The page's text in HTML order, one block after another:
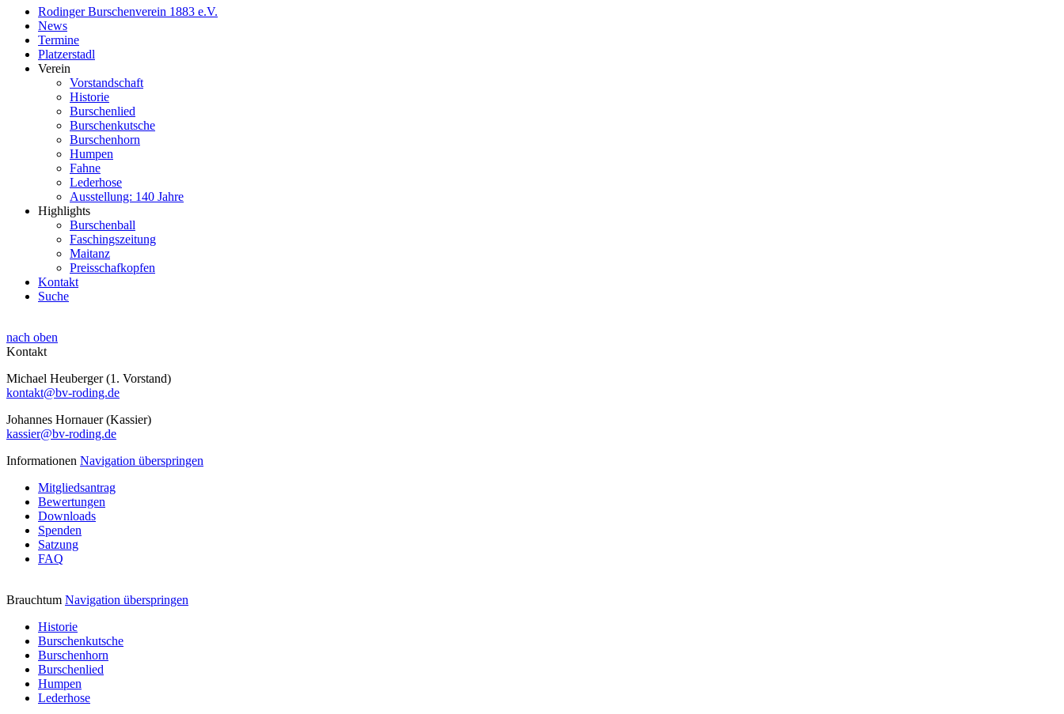
Rodinger Burschenverein 1883 e.V.
News
Termine
Platzerstadl
Verein
Vorstandschaft
Historie
Burschenlied
Burschenkutsche
Burschenhorn
Humpen
Fahne
Lederhose
Ausstellung: 140 Jahre
Highlights
Burschenball
Faschingszeitung
Maitanz
Preisschafkopfen
Kontakt
Suche
nach oben
Kontakt
Michael Heuberger (1. Vorstand)
kontakt@bv-roding.de
Johannes Hornauer (Kassier)
kassier@bv-roding.de
Informationen Navigation überspringen
Mitgliedsantrag
Bewertungen
Downloads
Spenden
Satzung
FAQ
Brauchtum Navigation überspringen
Historie
Burschenkutsche
Burschenhorn
Burschenlied
Humpen
Lederhose